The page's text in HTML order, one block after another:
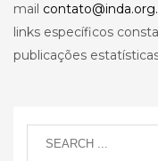
mail
links específicos
publicações